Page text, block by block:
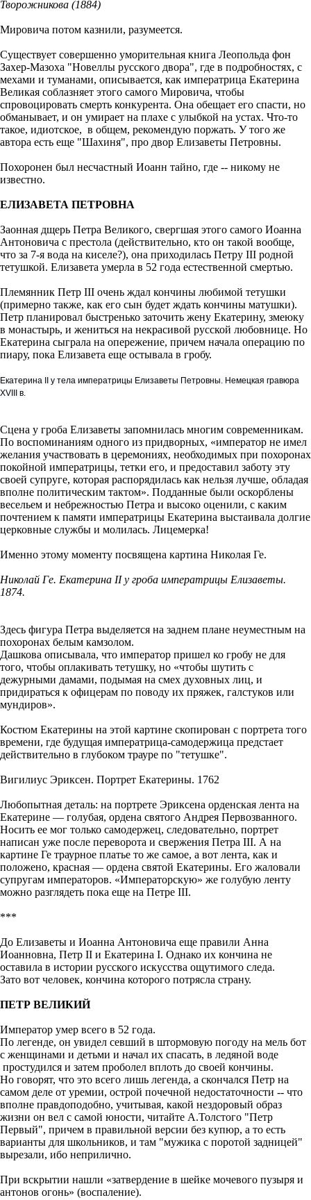
Творожникова (1884)
Мировича потом казнили, разумеется.
Существует совершенно уморительная книга Леопольда фон
Захер-Мазоха "Новеллы русского двора", где в подробностях, с
мехами и туманами, описывается, как императрица Екатерина
Великая соблазняет этого самого Мировича, чтобы
спровоцировать смерть конкурента. Она обещает его спасти, но
обманывает, и он умирает на плахе с улыбкой на устах. Что-то
такое, идиотское, в общем, рекомендую поржать. У того же
автора есть еще "Шахиня", про двор Елизаветы Петровны.
Похоронен был несчастный Иоанн тайно, где -- никому не
известно.
ЕЛИЗАВЕТА ПЕТРОВНА
Заонная дщерь Петра Великого, свергшая этого самого Иоанна
Антоновича с престола (действительно, кто он такой вообще,
что за 7-я вода на киселе?), она приходилась Петру III родной
тетушкой. Елизавета умерла в 52 года естественной смертью.
Племянник Петр III очень ждал кончины любимой тетушки
(примерно также, как его сын будет ждать кончины матушки).
Петр планировал быстренько заточить жену Екатерину, змеюку
в монастырь, и жениться на некрасивой русской любовнице. Но
Екатерина сыграла на опережение, причем начала операцию по
пиару, пока Елизавета еще остывала в гробу.
Екатерина II у тела императрицы Елизаветы Петровны. Немецкая гравюра
XVIII в.
Сцена у гроба Елизаветы запомнилась многим современникам.
По воспоминаниям одного из придворных, «император не имел
желания участвовать в церемониях, необходимых при похоронах
покойной императрицы, тетки его, и предоставил заботу эту
своей супруге, которая распорядилась как нельзя лучше, обладая
вполне политическим тактом». Подданные были оскорблены
весельем и небрежностью Петра и высоко оценили, с каким
почтением к памяти императрицы Екатерина выстаивала долгие
церковные службы и молилась. Лицемерка!
Именно этому моменту посвящена картина Николая Ге.
Николай Ге. Екатерина II у гроба императрицы Елизаветы.
1874.
Здесь фигура Петра выделяется на заднем плане неуместным на
похоронах белым камзолом.
Дашкова описывала, что император пришел ко гробу не для
того, чтобы оплакивать тетушку, но «чтобы шутить с
дежурными дамами, подымая на смех духовных лиц, и
придираться к офицерам по поводу их пряжек, галстуков или
мундиров».
Костюм Екатерины на этой картине скопирован с портрета того
времени, где будущая императрица-самодержица предстает
действительно в глубоком трауре по "тетушке".
Вигилиус Эриксен. Портрет Екатерины. 1762
Любопытная деталь: на портрете Эриксена орденская лента на
Екатерине — голубая, ордена святого Андрея Первозванного.
Носить ее мог только самодержец, следовательно, портрет
написан уже после переворота и свержения Петра III. А на
картине Ге траурное платье то же самое, а вот лента, как и
положено, красная — ордена святой Екатерины. Его жаловали
супругам императоров. «Императорскую» же голубую ленту
можно разглядеть пока еще на Петре III.
***
До Елизаветы и Иоанна Антоновича еще правили Анна
Иоанновна, Петр II и Екатерина I. Однако их кончина не
оставила в истории русского искусства ощутимого следа.
Зато вот человек, кончина которого потрясла страну.
ПЕТР ВЕЛИКИЙ
Император умер всего в 52 года.
По легенде, он увидел севший в штормовую погоду на мель бот
с женщинами и детьми и начал их спасать, в ледяной воде
простудился и затем проболел вплоть до своей кончины.
Но говорят, что это всего лишь легенда, а скончался Петр на
самом деле от уремии, острой почечной недостаточности -- что
вполне правдоподобно, учитывая, какой нездоровый образ
жизни он вел с самой юности, читайте А.Толстого "Петр
Первый", причем в правильной версии без купюр, а то есть
варианты для школьников, и там "мужика с поротой задницей"
вырезали, ибо неприлично.
При вскрытии нашли «затвердение в шейке мочевого пузыря и
антонов огонь» (воспаление).